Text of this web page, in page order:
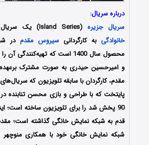
درباره سریال:
سریال جزیره (Island Series) یک سریال اجتماعی،
خانوادگی به کارگردانیسیروس مقدم در
محصول سال 1400 است که
و امیرحسین حیدری به صورت مشترک
مقدم، کارگردان با سابقه تلویزیون که
پایتخت که با طراحی و بازی محسن
90 پخش شد را برای تلویزیون ساخته ‏است؛
قدم به شبکه نمایش خانگی گذاشته است؛
شبکه نمایش خانگی خود با همکاری منوچهر